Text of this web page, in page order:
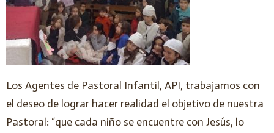
Los Agentes de Pastoral Infantil, API, trabajamos con
el deseo de lograr hacer realidad el objetivo de nuestra
Pastoral: “que cada niño se encuentre con Jesús, lo